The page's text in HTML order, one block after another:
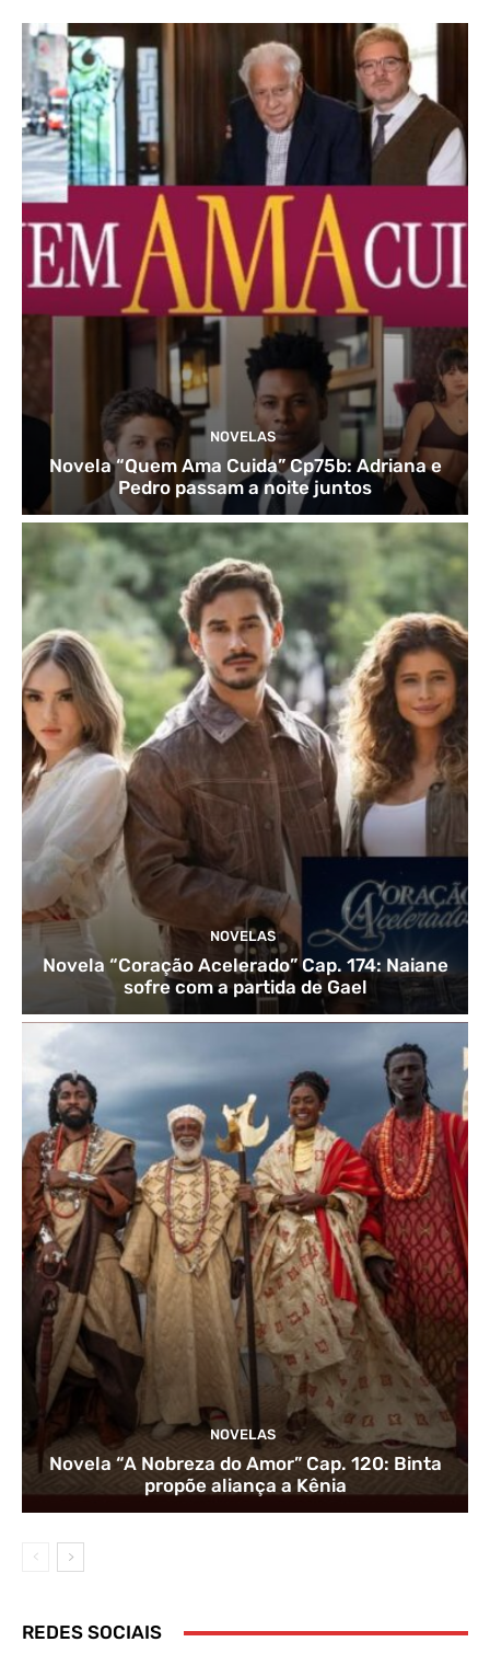
NOVELAS
Novela “Quem Ama Cuida” Cp75b: Adriana e
Pedro passam a noite juntos
NOVELAS
Novela “Coração Acelerado” Cap. 174: Naiane
sofre com a partida de Gael
NOVELAS
Novela “A Nobreza do Amor” Cap. 120: Binta
propõe aliança a Kênia
REDES SOCIAIS